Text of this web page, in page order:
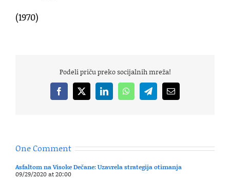
(1970)
Podeli priču preko socijalnih mreža!
Facebook
X LinkedInWhatsAppTelegramEmail
One Comment
Asfaltom na Visoke Dečane: Uzavrela strategija otimanja
09/29/2020 at 20:00